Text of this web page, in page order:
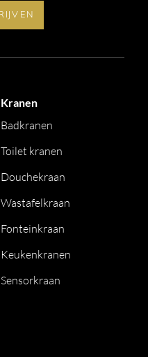
Kranen
Badkranen
Toilet kranen
Douchekraan
Wastafelkraan
Fonteinkraan
Keukenkranen
Sensorkraan